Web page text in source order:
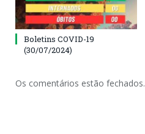
Boletins COVID-19
(30/07/2024)
Os comentários estão fechados.